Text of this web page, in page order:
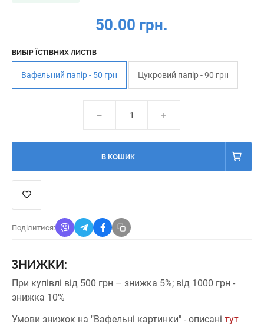
50.00 грн.
ВИБІР ЇСТІВНИХ ЛИСТІВ
Вафельний папір - 50 грн Цукровий папір - 90 грн
В КОШИК
Поділитися:
ЗНИЖКИ:
При купівлі від 500 грн – знижка 5%; від 1000 грн -
знижка 10%
Умови знижок на "Вафельні картинки" - описані тут